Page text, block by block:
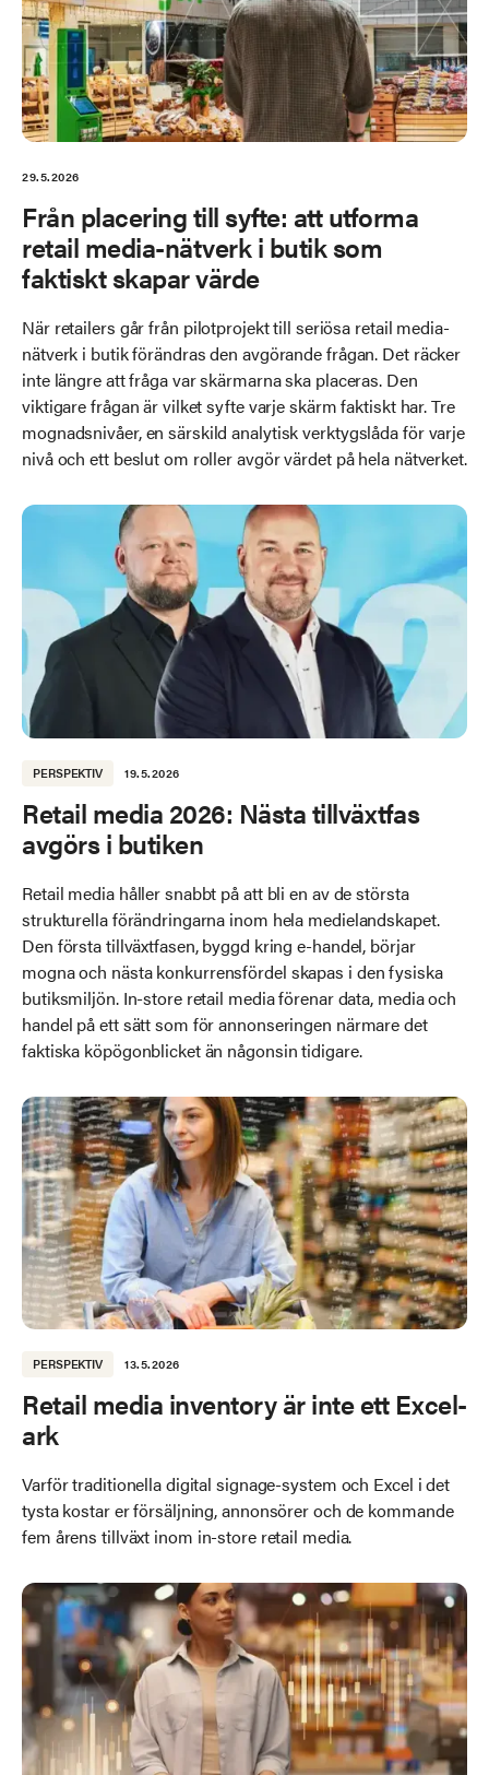
29.5.2026
Från placering till syfte: att utforma
retail media-nätverk i butik som
faktiskt skapar värde
När retailers går från pilotprojekt till seriösa retail media-
nätverk i butik förändras den avgörande frågan. Det räcker
inte längre att fråga var skärmarna ska placeras. Den
viktigare frågan är vilket syfte varje skärm faktiskt har. Tre
mognadsnivåer, en särskild analytisk verktygslåda för varje
nivå och ett beslut om roller avgör värdet på hela nätverket.
PERSPEKTIV 19.5.2026
Retail media 2026: Nästa tillväxtfas
avgörs i butiken
Retail media håller snabbt på att bli en av de största
strukturella förändringarna inom hela medielandskapet.
Den första tillväxtfasen, byggd kring e-handel, börjar
mogna och nästa konkurrensfördel skapas i den fysiska
butiksmiljön. In-store retail media förenar data, media och
handel på ett sätt som för annonseringen närmare det
faktiska köpögonblicket än någonsin tidigare.
PERSPEKTIV 13.5.2026
Retail media inventory är inte ett Excel-
ark
Varför traditionella digital signage-system och Excel i det
tysta kostar er försäljning, annonsörer och de kommande
fem årens tillväxt inom in-store retail media.